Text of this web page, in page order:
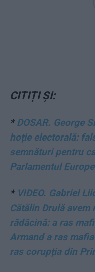
CITIȚI ȘI:
*DOSAR. George
hoție electorală:
semnături pentru
Parlamentul
* VIDEO. Gabriel
Cătălin Drulă
rădăcină: a ras
Armand a ras
ras corupția din